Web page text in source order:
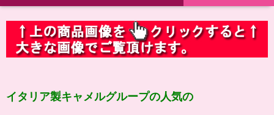
イタリア製キャメルグループの人気の